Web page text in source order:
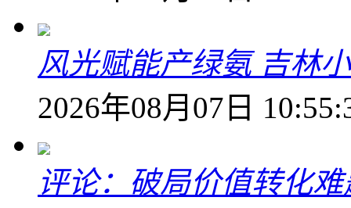
风光赋能产绿氨 吉林
2026年08月07日
评论：破局价值转化